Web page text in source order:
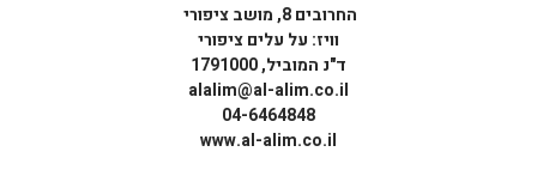
החרובים 8, מושב ציפורי
וויז: על עלים ציפורי
ד"נ המוביל, 1791000
alalim@al-alim.co.il
04-6464848
www.al-alim.co.il